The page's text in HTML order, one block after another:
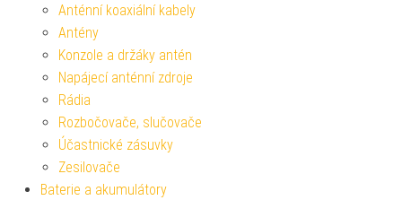
Anténní koaxiální kabely
Antény
Konzole a držáky antén
Napájecí anténní zdroje
Rádia
Rozbočovače, slučovače
Účastnické zásuvky
Zesilovače
Baterie a akumulátory